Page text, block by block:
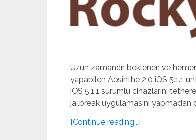
Uzun zamandır beklenen ve
yapabilen Absinthe 2.0 iOS 5.1.1
iOS 5.1.1 sürümlü cihazlarını
jailbreak uygulamasını yapmadan
[Continue reading...]